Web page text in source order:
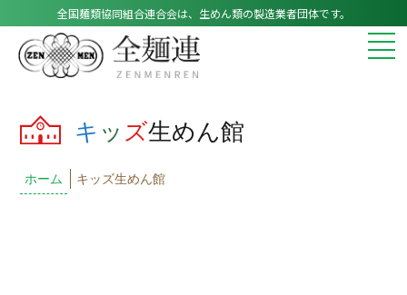
全国麺類協同組合連合会は、生めん類の製造業者団体です。
キ ッ ズ生めん館
ホーム キッズ生めん館